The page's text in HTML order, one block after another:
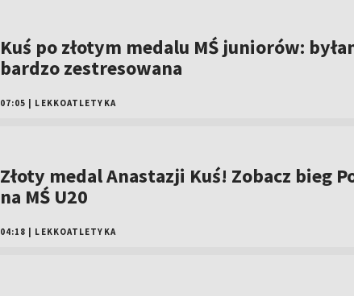
Kuś po złotym medalu MŚ juniorów:
bardzo zestresowana
07:05 LEKKOATLETYKA
Złoty medal Anastazji Kuś! Zobacz bieg
na MŚ U20
04:18 LEKKOATLETYKA